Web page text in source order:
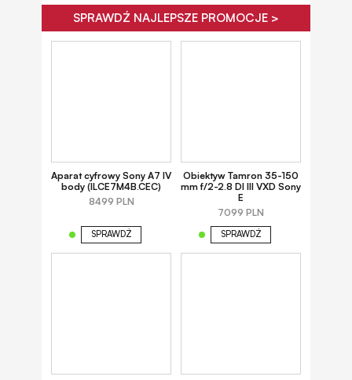
SPRAWDŹ NAJLEPSZE PROMOCJE >
Aparat cyfrowy Sony A7 IV
body (ILCE7M4B.CEC)
8499 PLN
SPRAWDŹ
Obiektyw Tamron 35-150
mm f/2-2.8 DI III VXD Sony
E
7099 PLN
SPRAWDŹ